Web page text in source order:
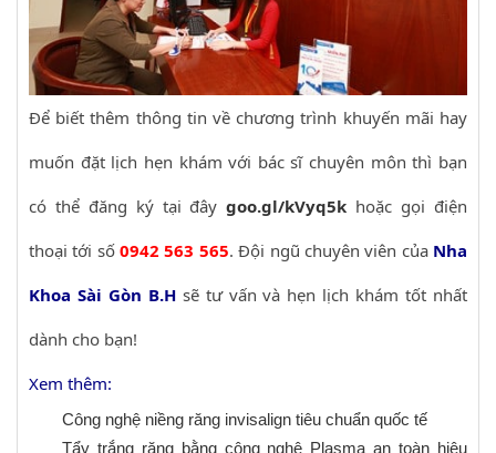
Để biết thêm thông tin về chương trình khuyến mãi hay
muốn đặt lịch hẹn khám với bác sĩ chuyên môn thì bạn
có thể đăng ký tại đâygoo.gl/kVyq5k hoặc gọi điện
thoại tới số0942 563 565. Đội ngũ chuyên viên của Nha
Khoa Sài Gòn B.H sẽ tư vấn và hẹn lịch khám tốt nhất
dành cho bạn!
Xem thêm:
Công nghệ niềng răng invisalign tiêu chuẩn quốc tế
Tẩy trắng răng bằng công nghệ Plasma an toàn hiệu